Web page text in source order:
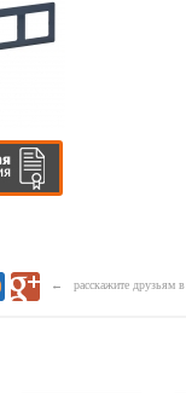
← расскажите друзьям в